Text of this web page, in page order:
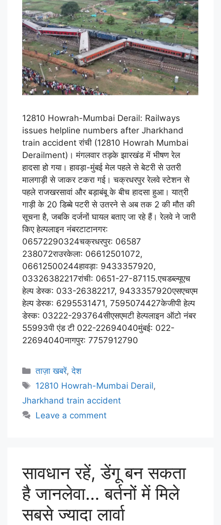
12810 Howrah-Mumbai Derail: Railways
issues helpline numbers after Jharkhand
train accident रांची (12810 Howrah Mumbai
Derailment)। मंगलवार तड़के झारखंड में भीषण रेल
हादसा हो गया। हावड़ा-मुंबई मेल पहले से बेटरी से उतरी
मालगाड़ी से जाकर टकरा गई। चक्रधरपुर रेलवे स्टेशन से
पहले राजखरसावां और बड़ाबंबू के बीच हादसा हुआ। यात्री
गाड़ी के 20 डिब्बे पटरी से उतरने से अब तक 2 की मौत की
सूचना है, जबकि दर्जनों घायल बताए जा रहे हैं। रेलवे ने जारी
किए हेल्पलाइन नंबरटाटानगर:
06572290324चक्रधरपुर: 06587
238072राउरकेला: 06612501072,
06612500244हावड़ा: 9433357920,
03326382217रांची: 0651-27-87115.एचडब्ल्यूएच
हेल्प डेस्क: 033-26382217, 9433357920एसएचएम
हेल्प डेस्क: 6295531471, 7595074427केजीपी हेल्प
डेस्क: 03222-293764सीएसएमटी हेल्पलाइन ऑटो नंबर
55993पी एंड टी 022-22694040मुंबई: 022-
22694040नागपुर: 7757912790
ताज़ा खबरें,देश
12810 Howrah-Mumbai Derail,
Jharkhand train accident
Leave a comment
सावधान रहें, डेंगू बन सकता
है जानलेवा… बर्तनों में मिले
सबसे ज्यादा लार्वा